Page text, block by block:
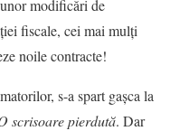
modificări de
fiscale, cei mai mulţi
noile contracte!
s-a spart gașca la
scrisoare pierdută. Dar